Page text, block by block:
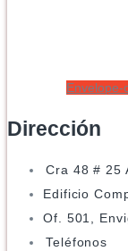
Envelope-
Dirección
Cra 48 # 25
Edificio
Of. 501,
Teléfonos